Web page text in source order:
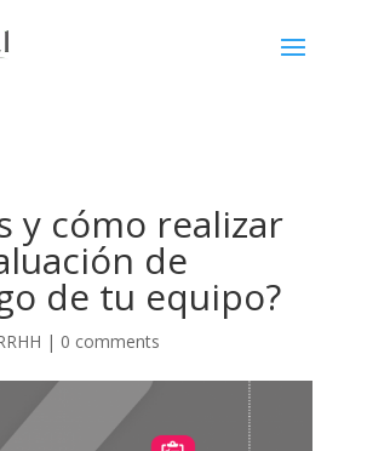
y cómo realizar
de
de tu equipo?
| 0 comments